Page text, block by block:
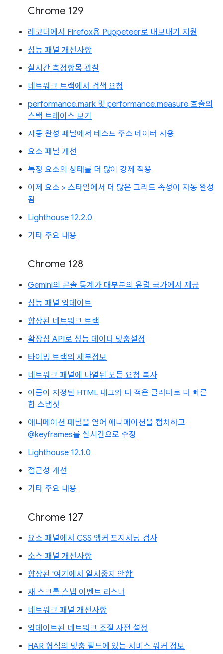
Chrome 129
레코더에서 Firefox용 Puppeteer로 내보내기 지원
성능 패널 개선사항
실시간 측정항목 관찰
네트워크 트랙에서 검색 요청
performance.mark 및 performance.measure 호출의
스택 트레이스 보기
자동 완성 패널에서 테스트 주소 데이터 사용
요소 패널 개선
특정 요소의 상태를 더 많이 강제 적용
이제 요소 > 스타일에서 더 많은 그리드 속성이 자동 완성
됨
Lighthouse 12.2.0
기타 주요 내용
Chrome 128
Gemini의 콘솔 통계가 대부분의 유럽 국가에서 제공
성능 패널 업데이트
향상된 네트워크 트랙
확장성 API로 성능 데이터 맞춤설정
타이밍 트랙의 세부정보
네트워크 패널에 나열된 모든 요청 복사
이름이 지정된 HTML 태그와 더 적은 클러터로 더 빠른
힙 스냅샷
애니메이션 패널을 열어 애니메이션을 캡처하고
@keyframes를 실시간으로 수정
Lighthouse 12.1.0
접근성 개선
기타 주요 내용
Chrome 127
요소 패널에서 CSS 앵커 포지셔닝 검사
소스 패널 개선사항
향상된 '여기에서 일시중지 안함'
새 스크롤 스냅 이벤트 리스너
네트워크 패널 개선사항
업데이트된 네트워크 조절 사전 설정
HAR 형식의 맞춤 필드에 있는 서비스 워커 정보